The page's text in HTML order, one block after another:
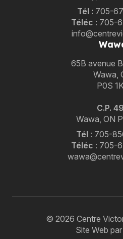
Tél : 705-
Téléc : 705-
65B avenue
Wawa,
P0S
C.P.
Wawa, ON
Tél : 705-
Téléc : 705-
© 2026 Centre
Site Web par